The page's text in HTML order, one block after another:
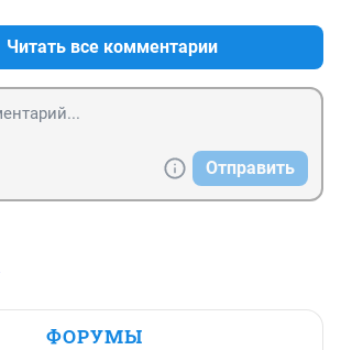
Читать все комментарии
Отправить
ФОРУМЫ